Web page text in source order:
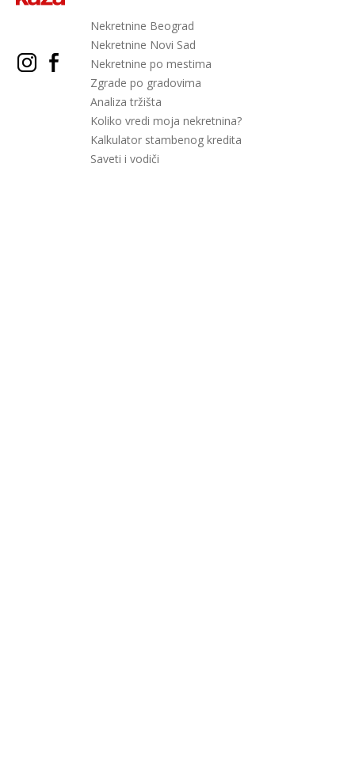
Nekretnine Beograd
Nekretnine Novi Sad
Nekretnine po mestima
Zgrade po gradovima
Analiza tržišta
Koliko vredi moja nekretnina?
Kalkulator stambenog kredita
Saveti i vodiči